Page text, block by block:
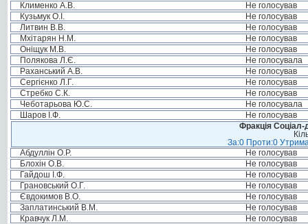
Клименко А.В.
Не голосував
Кузьмук О.І.
Не голосував
Литвин В.В.
Не голосував
Мхітарян Н.М.
Не голосував
Оніщук М.В.
Не голосував
Полякова Л.Є.
Не голосувала
Раханський А.В.
Не голосував
Сергієнко Л.Г.
Не голосував
Стребко С.К.
Не голосував
Чеботарьова Ю.С.
Не голосувала
Шаров І.Ф.
Не голосував
Фракція Соціал-
За:0 Проти:0
Абдуллін О.Р.
Не голосував
Блохін О.В.
Не голосував
Гайдош І.Ф.
Не голосував
Грановський О.Г.
Не голосував
Євдокимов В.О.
Не голосував
Заплатинський В.М.
Не голосував
Кравчук Л.М.
Не голосував